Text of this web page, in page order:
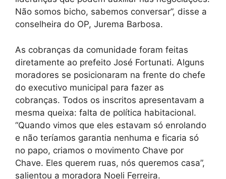
Não somos bicho, sabemos conversar”, disse a
conselheira do OP, Jurema Barbosa.
As cobranças da comunidade foram feitas
diretamente ao prefeito José Fortunati. Alguns
moradores se posicionaram na frente do chefe
do executivo municipal para fazer as
cobranças. Todos os inscritos apresentavam a
mesma queixa: falta de política habitacional.
“Quando vimos que eles estavam só enrolando
e não teríamos garantia nenhuma e ficaria só
no papo, criamos o movimento Chave por
Chave. Eles querem ruas, nós queremos casa”,
salientou a moradora Noeli Ferreira.